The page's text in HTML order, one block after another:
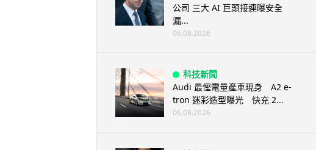
公司 三大 AI 巨頭接連曝安全
漏...
06.08.2026
科技新聞
Audi 最慳電量產車現身 A2 e-
tron 迷彩造型曝光 快充 2...
06.08.2026